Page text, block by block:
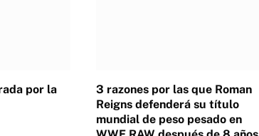
por la
3 razones por las que Roman
Reigns defenderá su título
mundial de peso pesado en